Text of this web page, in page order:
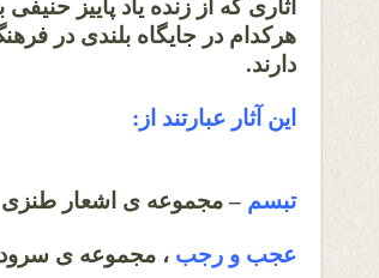
آثاری که از زنده یاد پاییز
هرکدام در جایگاه بلندی در
این آثار عبارتند از:
تبسم – مجموعه ی اشعار طنزی
عجب و رجب ، مجموعه ی سروده